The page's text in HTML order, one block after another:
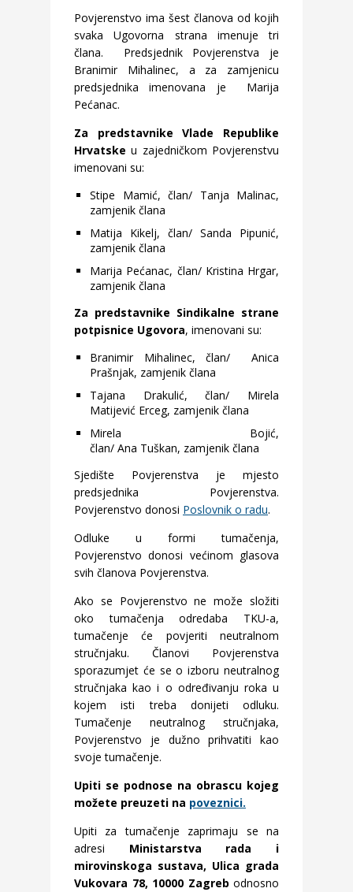
Povjerenstvo ima šest članova od kojih
svaka Ugovorna strana imenuje tri
člana. Predsjednik Povjerenstva je
Branimir Mihalinec, a za zamjenicu
predsjednika imenovana je Marija
Pećanac.
Za predstavnike Vlade Republike
Hrvatske u zajedničkom Povjerenstvu
imenovani su:
Stipe Mamić, član/ Tanja Malinac,
zamjenik člana
Matija Kikelj, član/ Sanda Pipunić,
zamjenik člana
Marija Pećanac, član/ Kristina Hrgar,
zamjenik člana
Za predstavnike Sindikalne strane
potpisnice Ugovora, imenovani su:
Branimir Mihalinec, član/ Anica
Prašnjak, zamjenik člana
Tajana Drakulić, član/ Mirela
Matijević Erceg, zamjenik člana
Mirela Bojić,
član/ Ana Tuškan, zamjenik člana
Sjedište Povjerenstva je mjesto
predsjednika Povjerenstva.
Povjerenstvo donosi Poslovnik o radu.
Odluke u formi tumačenja,
Povjerenstvo donosi većinom glasova
svih članova Povjerenstva.
Ako se Povjerenstvo ne može složiti
oko tumačenja odredaba TKU-a,
tumačenje će povjeriti neutralnom
stručnjaku. Članovi Povjerenstva
sporazumjet će se o izboru neutralnog
stručnjaka kao i o određivanju roka u
kojem isti treba donijeti odluku.
Tumačenje neutralnog stručnjaka,
Povjerenstvo je dužno prihvatiti kao
svoje tumačenje.
Upiti se podnose na obrascu kojeg
možete preuzeti na poveznici.
Upiti za tumačenje zaprimaju se na
adresi Ministarstva rada i
mirovinskoga sustava, Ulica grada
Vukovara 78, 10000 Zagreb odnosno